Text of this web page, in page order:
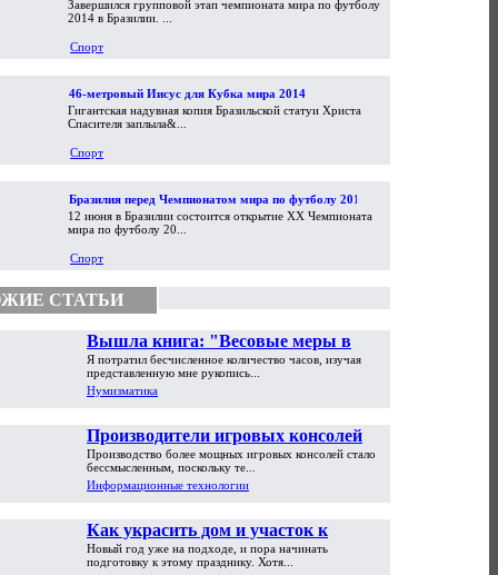
2014
Завершился групповой этап чемпионата мира по футболу
2014 в Бразилии. ...
Спорт
46-метровый Иисус для Кубка мира 2014
Гигантская надувная копия Бразильской статуи Христа
Спасителя заплыла&...
Спорт
Бразилия перед Чемпионатом мира по футболу 2014
12 июня в Бразилии состоится открытие XX Чемпионата
мира по футболу 20...
Спорт
СТАТЬИ
Вышла книга: "Весовые меры в
торговой практике Античности и
Средневековья"
Я потратил бесчисленное количество часов, изучая
представленную мне рукопись...
Нумизматика
Производители игровых консолей
достигли предела возможностей
Производство более мощных игровых консолей стало
бессмысленным, поскольку те...
Информационные технологии
Как украсить дом и участок к
Новому году
Новый год уже на подходе, и пора начинать
подготовку к этому празднику. Хотя...